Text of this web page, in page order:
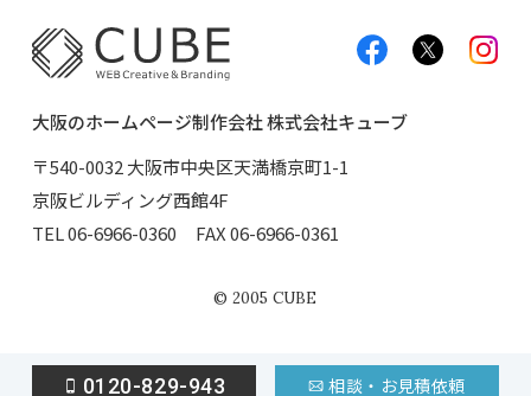
大阪のホームページ制作会社 株式会社キューブ
〒540-0032 大阪市中央区天満橋京町1-1
京阪ビルディング西館4F
TEL06-6966-0360 FAX 06-6966-0361
©2005 CUBE
0120-829-943 相談・お見積依頼